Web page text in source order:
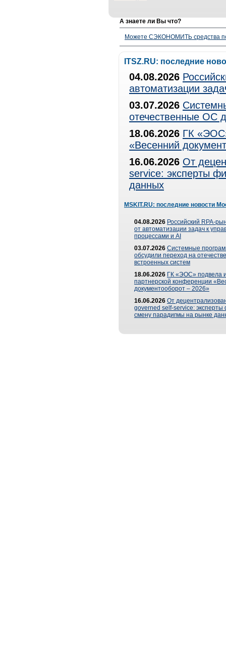
А знаете ли Вы что?
Можете СЭКОНОМИТЬ средства
ITSZ.RU: последние
04.08.2026
автоматизации
03.07.2026
отечественные ОС
18.06.2026 ГК
«Весенний
16.06.2026 От
service: эксперты
данных
MSKIT.RU: последние новости
04.08.2026 Российский RPA-
от автоматизации задач к
процессами и AI
03.07.2026 Системные
обсудили переход на
встроенных систем
18.06.2026 ГК «ЭОС» подвела
партнерской конференции
документооборот – 2026»
16.06.2026 От
governed self-service: эксперты
смену парадигмы на рынке